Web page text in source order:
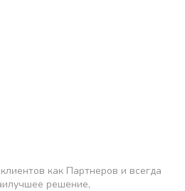
как Партнеров и всегда
решение,